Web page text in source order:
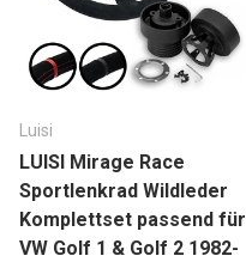
Luisi
LUISI Mirage Race
Sportlenkrad Wildleder
Komplettset passend für
VW Golf 1 & Golf 2 1982-